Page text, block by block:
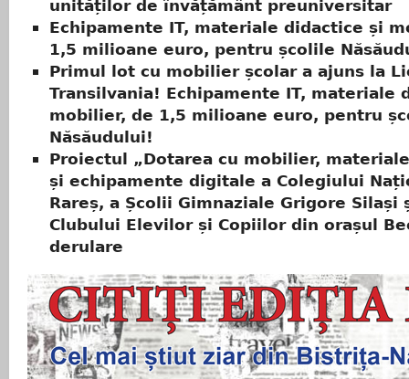
unităților de învățământ preuniversitar
Echipamente IT, materiale didactice și
1,5 milioane euro, pentru școlile
Primul lot cu mobilier școlar a ajuns la
Transilvania! Echipamente IT, materiale
mobilier, de 1,5 milioane euro, pentru
Năsăudului!
Proiectul „Dotarea cu mobilier,
și echipamente digitale a Colegiului
Rareș, a Școlii Gimnaziale Grigore Silași
Clubului Elevilor și Copiilor din orașul
derulare